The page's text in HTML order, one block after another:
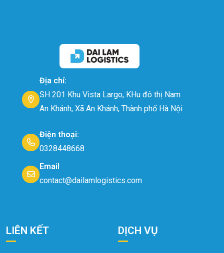
Địa chỉ:
SH 201 Khu Vista Largo, KHu đô thị Nam
An Khánh, Xã An Khánh, Thành phố Hà Nội
Điện thoại:
0328448668
Email
contact@dailamlogistics.com
LIÊN KẾT DỊCH VỤ